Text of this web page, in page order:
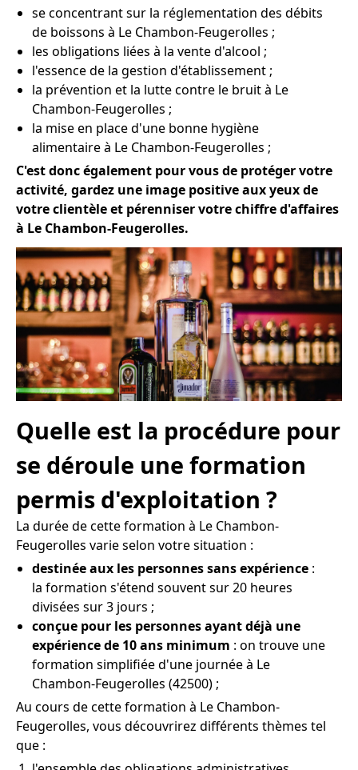
se concentrant sur la réglementation des débits
de boissons à Le Chambon-Feugerolles ;
les obligations liées à la vente d'alcool ;
l'essence de la gestion d'établissement ;
la prévention et la lutte contre le bruit à Le
Chambon-Feugerolles ;
la mise en place d'une bonne hygiène
alimentaire à Le Chambon-Feugerolles ;
C'est donc également pour vous de protéger votre
activité, gardez une image positive aux yeux de
votre clientèle et pérenniser votre chiffre d'affaires
à Le Chambon-Feugerolles.
Quelle est la procédure pour
se déroule une formation
permis d'exploitation ?
La durée de cette formation à Le Chambon-
Feugerolles varie selon votre situation :
destinée aux les personnes sans expérience :
la formation s'étend souvent sur 20 heures
divisées sur 3 jours ;
conçue pour les personnes ayant déjà une
expérience de 10 ans minimum : on trouve une
formation simplifiée d'une journée à Le
Chambon-Feugerolles (42500) ;
Au cours de cette formation à Le Chambon-
Feugerolles, vous découvrirez différents thèmes tel
que :